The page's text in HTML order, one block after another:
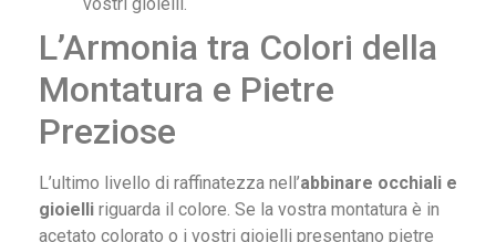
L’Armonia tra Colori della
Montatura e Pietre
Preziose
L’ultimo livello di raffinatezza nell’abbinare occhiali e
gioielli riguarda il colore. Se la vostra montatura è in
acetato colorato o i vostri gioielli presentano pietre